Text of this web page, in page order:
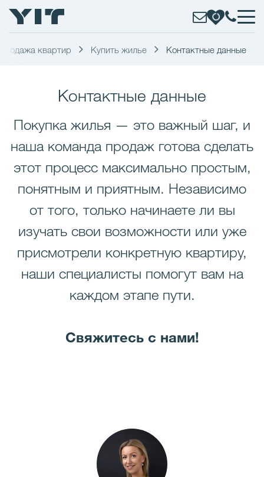
квартир Купить жилье Контактные данные
Контактные данные
Покупка жилья — это важный шаг, и
наша команда продаж готова сделать
этот процесс максимально простым,
понятным и приятным. Независимо
от того, только начинаете ли вы
изучать свои возможности или уже
присмотрели конкретную квартиру,
наши специалисты помогут вам на
каждом этапе пути.
Свяжитесь с нами!